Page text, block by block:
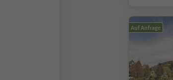
Auf Anfrage